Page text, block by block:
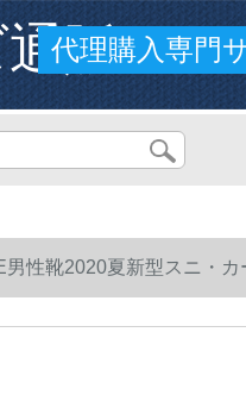
販
代理購入専門
男性靴2020夏新型スニ・